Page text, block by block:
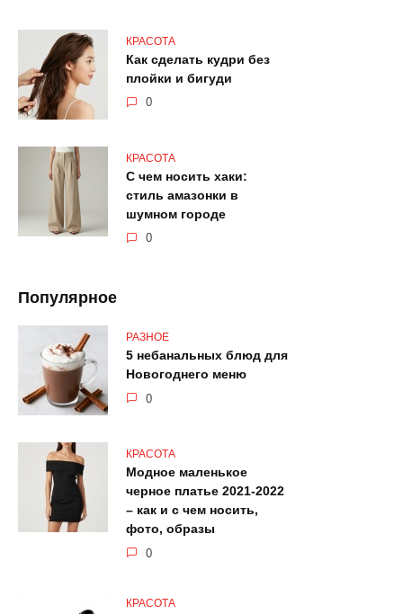
КРАСОТА
Как сделать кудри без
плойки и бигуди
0
КРАСОТА
С чем носить хаки:
стиль амазонки в
шумном городе
0
Популярное
РАЗНОЕ
5 небанальных блюд для
Новогоднего меню
0
КРАСОТА
Модное маленькое
черное платье 2021-2022
– как и с чем носить,
фото, образы
0
КРАСОТА